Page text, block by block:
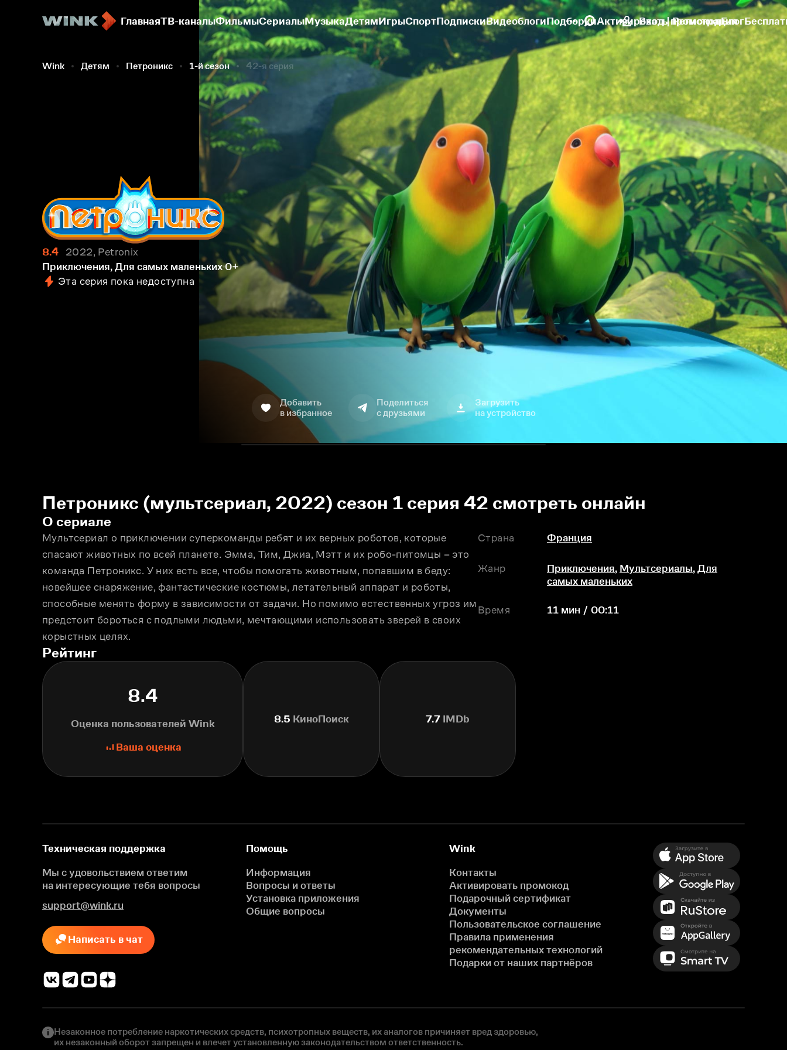
ГлавнаяТВ-каналыФильмыСериалыМузыкаДетямИгрыСпортПодпискиВидеоблогиПодборкиАктивировать промокодБлог
Вход | Регистрация
Wink Детям Петроникс 1-й сезон 42-я серия
8.4
2022, Petronix
Приключения, Для самых маленьких 0+
Эта серия пока недоступна
Добавить
в избранное
Поделиться
с друзьями
Загрузить
на устройство
Петроникс (мультсериал, 2022) сезон 1 серия 42 смотреть онлайн
О сериале
Мультсериал о приключении суперкоманды ребят и их верных роботов, которые
спасают животных по всей планете. Эмма, Тим, Джиа, Мэтт и их робо-питомцы – это
команда Петроникс. У них есть все, чтобы помогать животным, попавшим в беду:
новейшее снаряжение, фантастические костюмы, летательный аппарат и роботы,
способные менять форму в зависимости от задачи. Но помимо естественных угроз им
предстоит бороться с подлыми людьми, мечтающими использовать зверей в своих
корыстных целях.
Страна Франция
Жанр Приключения, Мультсериалы, Для
самых маленьких
Время 11 мин / 00:11
Рейтинг
8.4
Оценка пользователей Wink
Ваша оценка
8.5 КиноПоиск 7.7IMDb
Техническая поддержка
Мы с удовольствием ответим
на интересующие тебя вопросы
support@wink.ru
Написать в чат
Помощь
Информация
Вопросы и ответы
Установка приложения
Общие вопросы
Wink
Контакты
Активировать промокод
Подарочный сертификат
Документы
Пользовательское соглашение
Правила применения
рекомендательных технологий
Подарки от наших партнёров
Незаконное потребление наркотических средств, психотропных веществ, их аналогов причиняет вред здоровью,
их незаконный оборот запрещен и влечет установленную законодательством ответственность.